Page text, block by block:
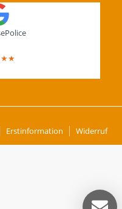
★★
Erstinformation Widerruf